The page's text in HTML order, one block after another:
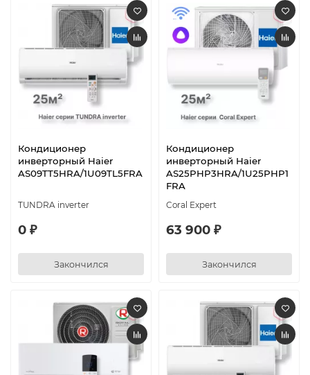
Кондиционер
инверторный Haier
AS09TT5HRA/1U09TL5FRA
TUNDRA inverter
0 ₽
Закончился
Кондиционер
инверторный Haier
AS25PHP3HRA/1U25PHP1
FRA
Coral Expert
63 900 ₽
Закончился